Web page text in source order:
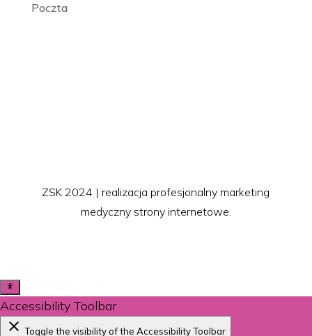
Poczta
ZSK 2024 | realizacja profesjonalny marketing
medyczny strony internetowe.
Accessibility Toolbar
close Toggle the visibility of the Accessibility Toolbar